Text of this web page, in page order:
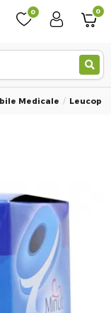
0 0
Medicale